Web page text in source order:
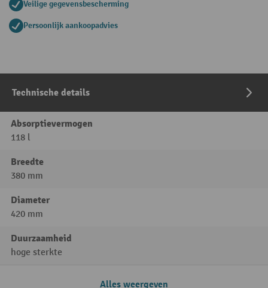
Veilige gegevensbescherming
Persoonlijk aankoopadvies
Technische details
Absorptievermogen
118 l
Breedte
380 mm
Diameter
420 mm
Duurzaamheid
hoge sterkte
Alles weergeven